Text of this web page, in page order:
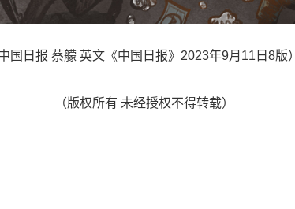
日报 蔡艨 英文《中国日报》2023年9月11日8版）
（版权所有 未经授权不得转载）